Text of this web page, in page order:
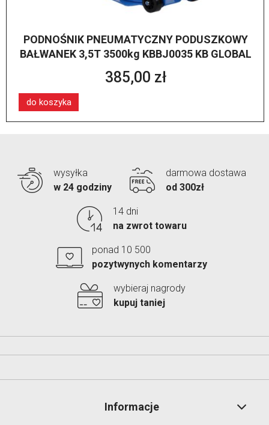
PODNOŚNIK PNEUMATYCZNY PODUSZKOWY
BAŁWANEK 3,5T 3500kg KBBJ0035 KB GLOBAL
385,00 zł
do koszyka
wysyłka
w 24 godziny
darmowa dostawa
od 300zł
14 dni
na zwrot towaru
ponad 10 500
pozytwynych komentarzy
wybieraj nagrody
kupuj taniej
Informacje